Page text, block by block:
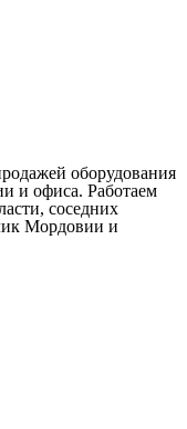
оборудования
и офиса. Работаем
соседних
Мордовии и